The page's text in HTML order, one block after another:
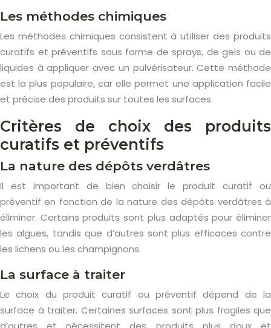
Les méthodes chimiques
Les méthodes chimiques consistent à utiliser des produits
curatifs et préventifs sous forme de sprays, de gels ou de
liquides à appliquer avec un pulvérisateur. Cette méthode
est la plus populaire, car elle permet une application facile
et précise des produits sur toutes les surfaces.
Critères de choix des produits
curatifs et préventifs
La nature des dépôts verdâtres
Il est important de bien choisir le produit curatif ou
préventif en fonction de la nature des dépôts verdâtres à
éliminer. Certains produits sont plus adaptés pour éliminer
les algues, tandis que d’autres sont plus efficaces contre
les lichens ou les champignons.
La surface à traiter
Le choix du produit curatif ou préventif dépend de la
surface à traiter. Certaines surfaces sont plus fragiles que